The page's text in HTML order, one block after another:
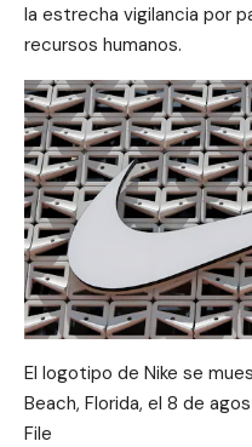
la estrecha vigilancia por
recursos humanos.
El logotipo de Nike se
Beach, Florida, el 8 de
File